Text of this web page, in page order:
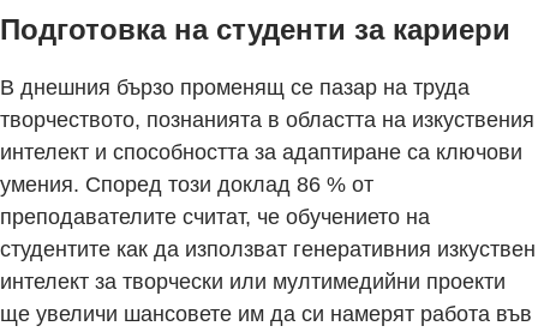
Подготовка на студенти за кариери
В днешния бързо променящ се пазар на труда
творчеството, познанията в областта на изкуствения
интелект и способността за адаптиране са ключови
умения. Според този доклад 86 % от
преподавателите считат, че обучението на
студентите как да използват генеративния изкуствен
интелект за творчески или мултимедийни проекти
ще увеличи шансовете им да си намерят работа във